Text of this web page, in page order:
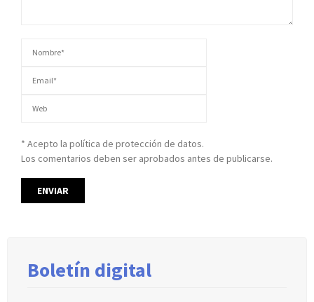
* Acepto la política de protección de datos.
Los comentarios deben ser aprobados antes de publicarse.
Boletín digital